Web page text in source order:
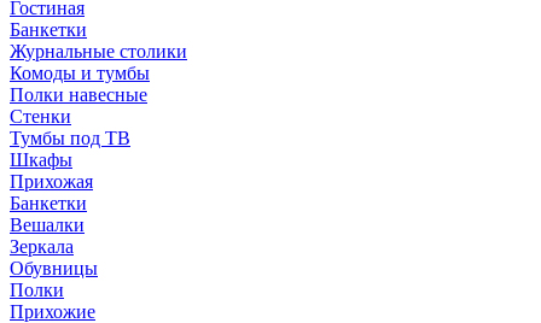
Гостиная
Банкетки
Журнальные столики
Комоды и тумбы
Полки навесные
Стенки
Тумбы под ТВ
Шкафы
Прихожая
Банкетки
Вешалки
Зеркала
Обувницы
Полки
Прихожие